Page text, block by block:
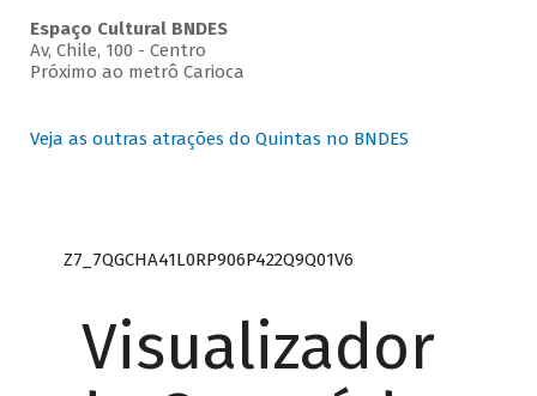
Espaço Cultural BNDES
Av, Chile, 100 - Centro
Próximo ao metrô Carioca
Veja as outras atrações do Quintas no BNDES
Z7_7QGCHA41L0RP906P422Q9Q01V6
Visualizador